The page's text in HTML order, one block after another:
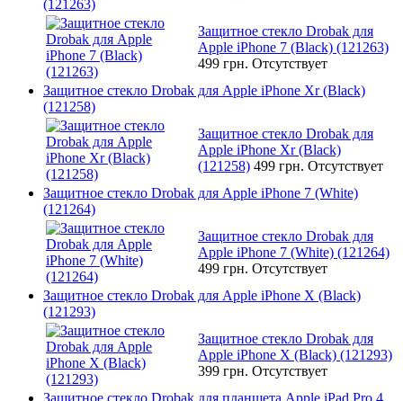
(121263)
Защитное стекло Drobak для
Apple iPhone 7 (Black) (121263)
499 грн. Отсутствует
Защитное стекло Drobak для Apple iPhone Xr (Black)
(121258)
Защитное стекло Drobak для
Apple iPhone Xr (Black)
(121258) 499 грн. Отсутствует
Защитное стекло Drobak для Apple iPhone 7 (White)
(121264)
Защитное стекло Drobak для
Apple iPhone 7 (White) (121264)
499 грн. Отсутствует
Защитное стекло Drobak для Apple iPhone X (Black)
(121293)
Защитное стекло Drobak для
Apple iPhone X (Black) (121293)
399 грн. Отсутствует
Защитное стекло Drobak для планшета Apple iPad Pro 4